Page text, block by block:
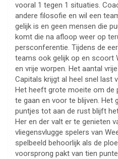
vooral 1 tegen 1 situaties.
andere filosofie en wil een
gelijk is en geen mensen die
komt die na afloop weer op
persconferentie. Tijdens de
teams ook gelijk op en scoort
en vrije worpen. Het aantal
Capitals krijgt al heel snel last
Het heeft grote moeite om de
te gaan en voor te blijven. Het
puntjes tot aan de rust blijft
Her en der valt er te genieten
vliegensvlugge spelers van
spelbeeld behoorlijk als de
voorsprong pakt van tien